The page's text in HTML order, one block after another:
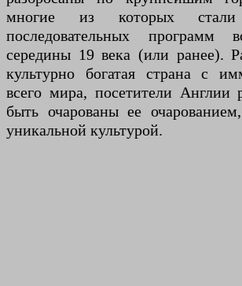
многие из которых стали
последовательных программ
середины 19 века (или ранее).
культурно богатая страна с
всего мира, посетители Англии
быть очарованы ее
уникальной культурой.